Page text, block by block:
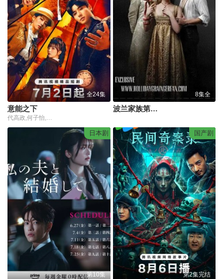
全24集
意能之下
8集全
波兰家族第三季
日本剧
第10集
国产剧
第2集完结